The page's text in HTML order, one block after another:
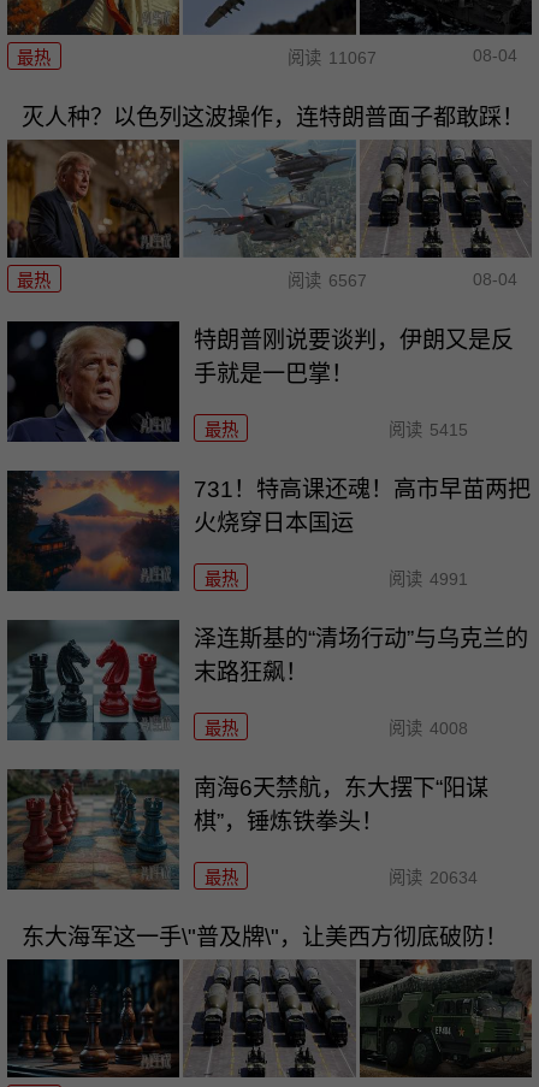
最热 阅读 11067 08-04
灭人种？以色列这波操作，连特朗普面子都敢踩！
最热 阅读 6567 08-04
特朗普刚说要谈判，伊朗又是反
手就是一巴掌！
最热 阅读 5415
731！特高课还魂！高市早苗两把
火烧穿日本国运
最热 阅读 4991
泽连斯基的“清场行动”与乌克兰的
末路狂飙！
最热 阅读 4008
南海6天禁航，东大摆下“阳谋
棋”，锤炼铁拳头！
最热 阅读 20634
东大海军这一手\"普及牌\"，让美西方彻底破防！